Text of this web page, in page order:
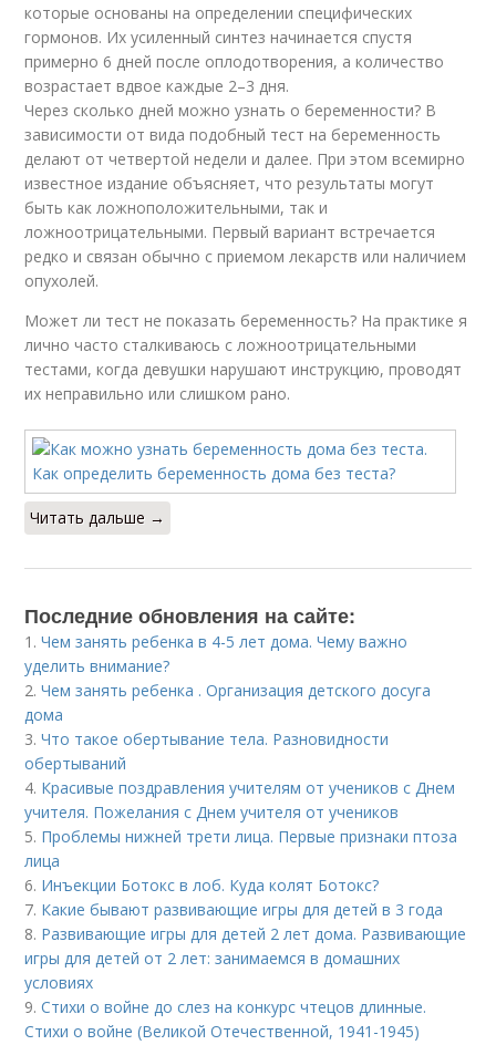
которые основаны на определении специфических
гормонов. Их усиленный синтез начинается спустя
примерно 6 дней после оплодотворения, а количество
возрастает вдвое каждые 2–3 дня.
Через сколько дней можно узнать о беременности? В
зависимости от вида подобный тест на беременность
делают от четвертой недели и далее. При этом всемирно
известное издание объясняет, что результаты могут
быть как ложноположительными, так и
ложноотрицательными. Первый вариант встречается
редко и связан обычно с приемом лекарств или наличием
опухолей.
Может ли тест не показать беременность? На практике я
лично часто сталкиваюсь с ложноотрицательными
тестами, когда девушки нарушают инструкцию, проводят
их неправильно или слишком рано.
Читать дальше →
Последние обновления на сайте:
1.Чем занять ребенка в 4-5 лет дома. Чему важно
уделить внимание?
2.Чем занять ребенка . Организация детского досуга
дома
3.Что такое обертывание тела. Разновидности
обертываний
4. Красивые поздравления учителям от учеников с Днем
учителя. Пожелания с Днем учителя от учеников
5. Проблемы нижней трети лица. Первые признаки птоза
лица
6. Инъекции Ботокс в лоб. Куда колят Ботокс?
7. Какие бывают развивающие игры для детей в 3 года
8. Развивающие игры для детей 2 лет дома. Развивающие
игры для детей от 2 лет: занимаемся в домашних
условиях
9.Стихи о войне до слез на конкурс чтецов длинные.
Стихи о войне (Великой Отечественной, 1941-1945)